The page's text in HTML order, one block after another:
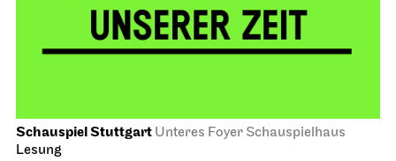
Schauspiel Stuttgart Unteres Foyer Schauspielhaus
Lesung